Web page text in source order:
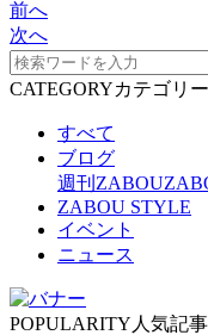
前へ
次へ
CATEGORYカテゴリー
すべて
ブログ
週刊ZABOU
ZABOU STYLE
イベント
ニュース
POPULARITY 人気記事